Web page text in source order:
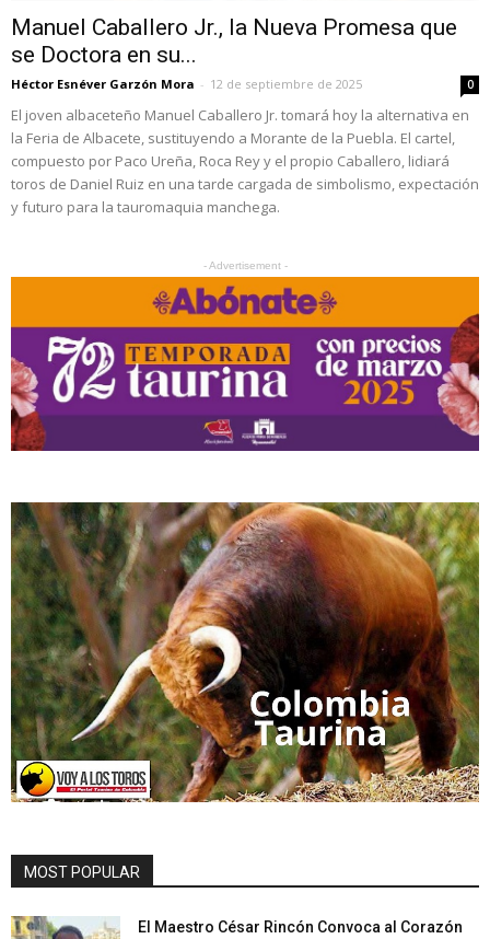
Manuel Caballero Jr., la Nueva Promesa que
se Doctora en su...
Héctor Esnéver Garzón Mora - 12 de septiembre de 2025 0
El joven albaceteño Manuel Caballero Jr. tomará hoy la alternativa en
la Feria de Albacete, sustituyendo a Morante de la Puebla. El cartel,
compuesto por Paco Ureña, Roca Rey y el propio Caballero, lidiará
toros de Daniel Ruiz en una tarde cargada de simbolismo, expectación
y futuro para la tauromaquia manchega.
- Advertisement -
MOST POPULAR
El Maestro César Rincón Convoca al Corazón